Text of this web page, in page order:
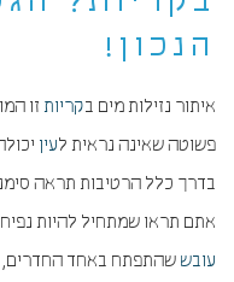
הנכון!
איתור נזילות מים בקריות זו
פשוטה שאינה נראית לעין
בדרך כלל הרטיבות תראה
אתם תראו שמתחיל להיות
עובש שהתפתח באחד החדרים,